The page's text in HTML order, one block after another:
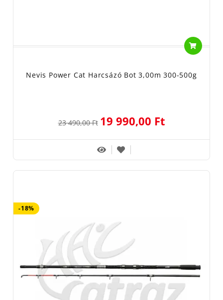
Nevis Power Cat Harcsázó Bot 3,00m 300-500g
23 490,00 Ft 19 990,00 Ft
-18%